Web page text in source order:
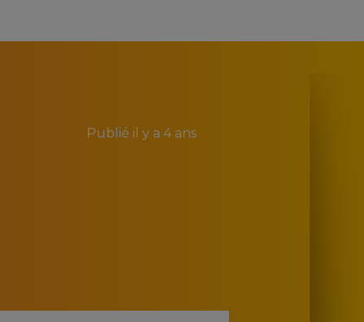
Publié il y a 4 ans